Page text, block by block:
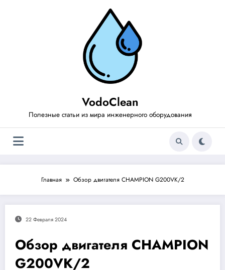
VodoClean
Полезные статьи из мира инженерного оборудования
Главная Обзор двигателя CHAMPION G200VK/2
22 Февраля 2024
Обзор двигателя CHAMPION
G200VK/2